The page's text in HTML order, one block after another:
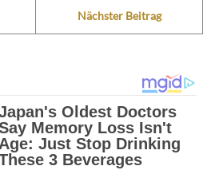
Nächster Beitrag